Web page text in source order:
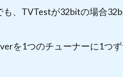
も、TVTestが32bitの場合
を1つのチューナーに1つ